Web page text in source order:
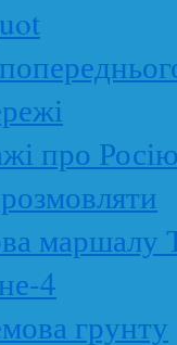
про
маршалу
4
грунту